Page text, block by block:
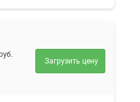
Загрузить цену